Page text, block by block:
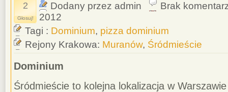
2
Głosuj!
Dodany przez admin
Brak
2012
Tagi : Dominium, pizza dominium
Rejony Krakowa: Muranów, Śródmieście
Dominium
Śródmieście to kolejna lokalizacja w